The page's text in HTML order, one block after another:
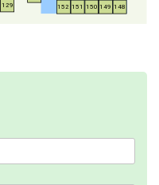
129 148
149
150
151
152